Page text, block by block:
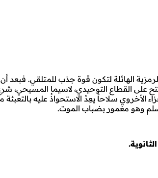
الهائلة لتكون قوة جذب للمتلقي.
القطاع التوحيدي، لاسيما المسيحي،
سلاحاً يعِدُ الاستحواذُ عليه
وهو مغمور بضباب الموت.